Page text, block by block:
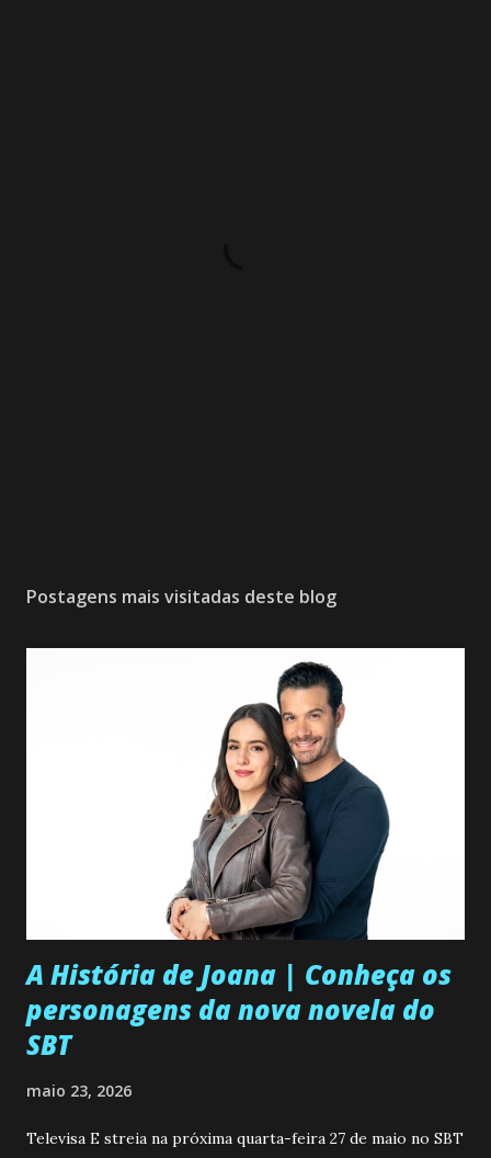
Postagens mais visitadas deste blog
A História de Joana | Conheça os
personagens da nova novela do
SBT
maio 23, 2026
Televisa E streia na próxima quarta-feira 27 de maio no SBT